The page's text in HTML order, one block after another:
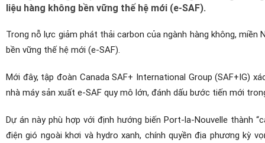
liệu hàng không bền vững thế hệ mới (e-SAF).
Trong nỗ lực giảm phát thải carbon của ngành hàng không,
bền vững thế hệ mới (e-SAF).
Mới đây, tập đoàn Canada SAF+ International Group (SAF+IG)
nhà máy sản xuất e-SAF quy mô lớn, đánh dấu bước tiến mới
Dự án này phù hợp với định hướng biến Port-la-Nouvelle thành
điện gió ngoài khơi và hydro xanh, chính quyền địa phương kỳ